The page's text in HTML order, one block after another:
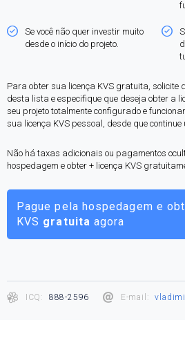
Se você não quer investir muito
desde o início do projeto.
Para obter sua licença KVS gratuita, solicite
desta lista e especifique que deseja obter a
seu projeto totalmente configurado e
sua licença KVS pessoal, desde que continue
Não há taxas adicionais ou pagamentos
hospedagem e obter + licença KVS
Pague pela hospedagem e
KVS gratuita agora
ICQ: 888-2596 E-mail: